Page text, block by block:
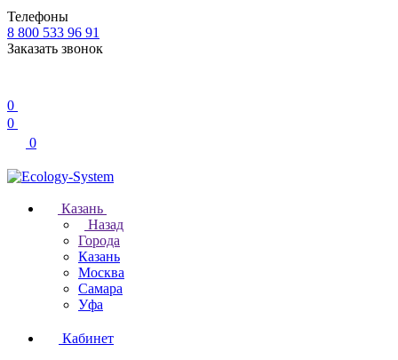
Телефоны
8 800 533 96 91
Заказать звонок
0
0
0
Казань
Назад
Города
Казань
Москва
Самара
Уфа
Кабинет